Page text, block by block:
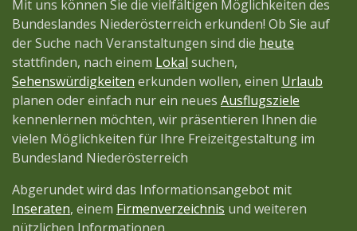
Mit uns können Sie die vielfältigen Möglichkeiten des
Bundeslandes Niederösterreich erkunden! Ob Sie auf
der Suche nach Veranstaltungen sind die heute
stattfinden, nach einem Lokal suchen,
Sehenswürdigkeiten erkunden wollen, einen Urlaub
planen oder einfach nur ein neues Ausflugsziele
kennenlernen möchten, wir präsentieren Ihnen die
vielen Möglichkeiten für Ihre Freizeitgestaltung im
Bundesland Niederösterreich
Abgerundet wird das Informationsangebot mit
Inseraten, einem Firmenverzeichnis und weiteren